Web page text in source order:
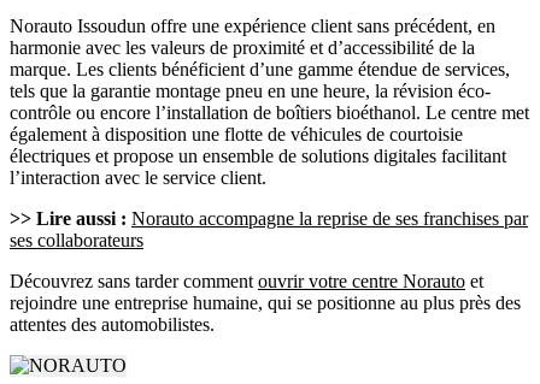
Norauto Issoudun offre une expérience client sans précédent, en
harmonie avec les valeurs de proximité et d’accessibilité de la
marque. Les clients bénéficient d’une gamme étendue de services,
tels que la garantie montage pneu en une heure, la révision éco-
contrôle ou encore l’installation de boîtiers bioéthanol. Le centre met
également à disposition une flotte de véhicules de courtoisie
électriques et propose un ensemble de solutions digitales facilitant
l’interaction avec le service client.
>> Lire aussi : Norauto accompagne la reprise de ses franchises par
ses collaborateurs
Découvrez sans tarder comment ouvrir votre centre Norauto et
rejoindre une entreprise humaine, qui se positionne au plus près des
attentes des automobilistes.